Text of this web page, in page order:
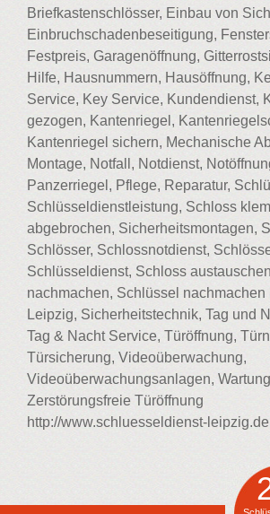
Briefkastenschlösser, Einbau von
Einbruchschadenbeseitigung,
Festpreis, Garagenöffnung,
Hilfe, Hausnummern, Hausöffnung,
Service, Key Service, Kundendienst,
gezogen, Kantenriegel,
Kantenriegel sichern, Mechanische
Montage, Notfall, Notdienst,
Panzerriegel, Pflege, Reparatur,
Schlüsseldienstleistung, Schloss
abgebrochen, Sicherheitsmontagen,
Schlösser, Schlossnotdienst,
Schlüsseldienst, Schloss
nachmachen, Schlüssel nachmachen
Leipzig, Sicherheitstechnik, Tag und
Tag & Nacht Service, Türöffnung,
Türsicherung, Videoüberwachung,
Videoüberwachungsanlagen,
Zerstörungsfreie Türöffnung
http://www.schluesseldienst-leipzig.de